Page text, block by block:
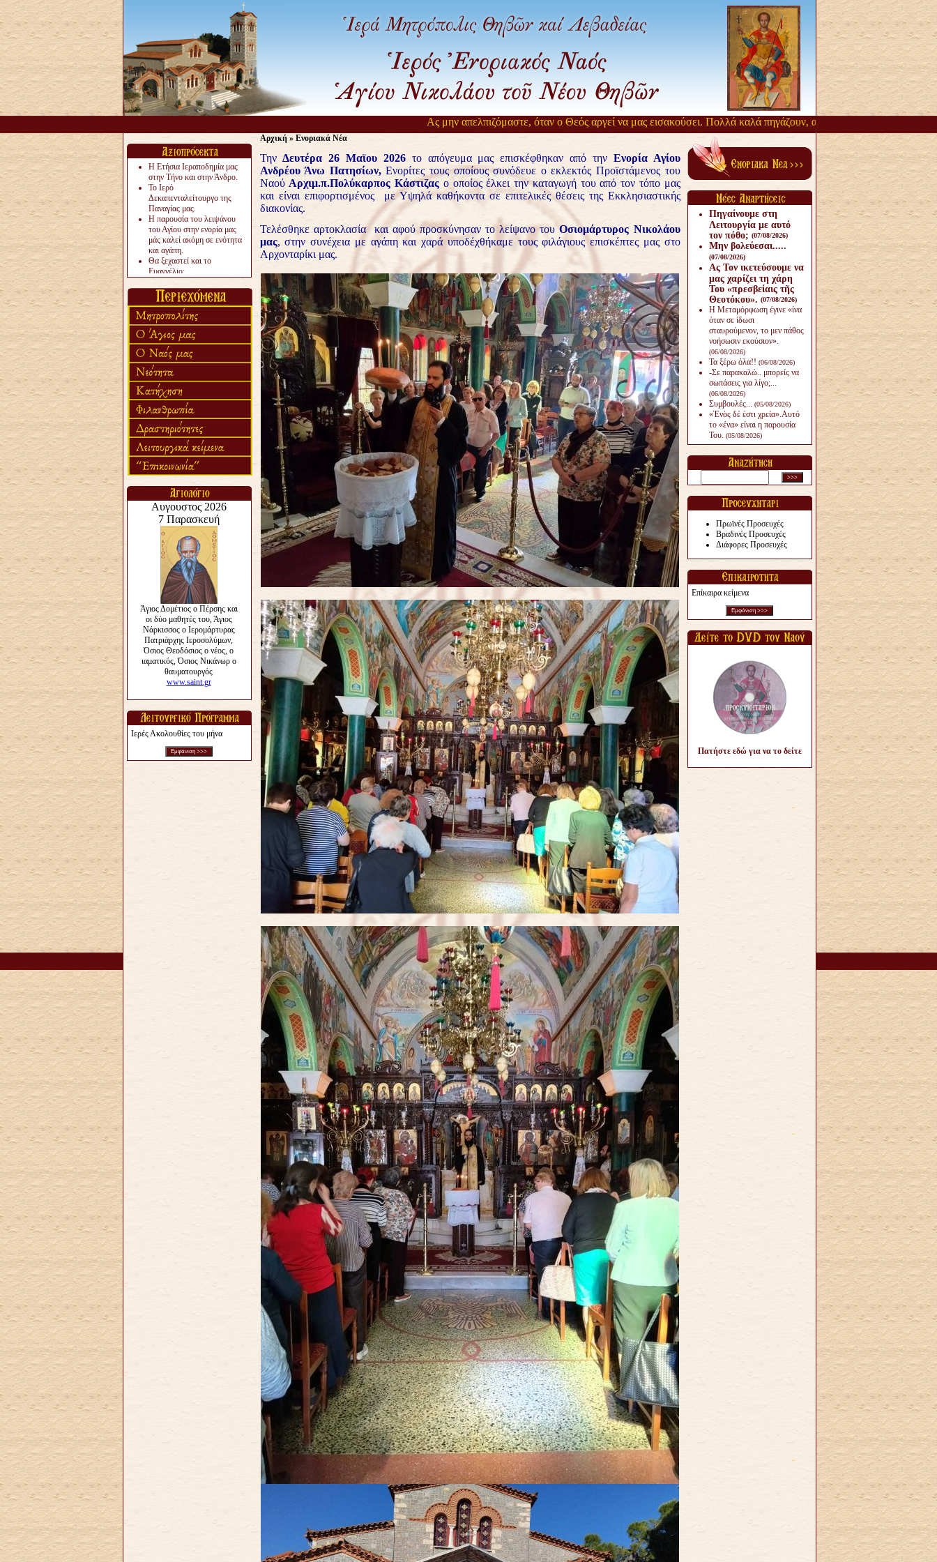
Ας μην απελπιζόμαστε, όταν ο Θεός αργεί να μας εισακούσει. Πολλά καλά πηγάζουν, από την αργοπορία αυτή. Όσιος
Η Ετήσια Ιεραποδημία μας
στην Τήνο και στην Άνδρο.
Το Ιερό
Δεκαπενταλείτουργο της
Παναγίας μας.
Η παρουσία του λειψάνου
του Αγίου στην ενορία μας
μάς καλεί ακόμη σε ενότητα
και αγάπη.
Θα ξεχαστεί και το
Ευαγγέλιο;
«πολύ αργά».
Ζητείται....
Ιερές Ακολουθίες του μήνα
Αρχική» Ενοριακά Νέα
ΤηνΔευτέρα 26 Μαϊου 2026 το απόγευμα μας επισκέφθηκαν από την Ενορία Αγίου
Ανδρέου Άνω Πατησίων,Ενορίτες τους οποίους συνόδευε ο εκλεκτός Προϊστάμενος του
Ναού Αρχιμ.π.Πολύκαρπος Κάστιζας ο οποίος έλκει την καταγωγή του από τον τόπο μας
και είναι επιφορτισμένος με Υψηλά καθήκοντα σε επιτελικές θέσεις της Εκκλησιαστικής
διακονίας.
Τελέσθηκε αρτοκλασία και αφού προσκύνησαν το λείψανο τουΟσιομάρτυρος Νικολάου
μας, στην συνέχεια με αγάπη και χαρά υποδέχθήκαμε τους φιλάγιους επισκέπτες μας στο
Αρχονταρίκι μας.
Πηγαίνουμε στη
Λειτουργία με αυτό
τον πόθο; (07/08/2026)
Μην βολεύεσαι.....
(07/08/2026)
Ας Τον ικετεύσουμε να
μας χαρίζει τη χάρη
Του «πρεσβείαις τῆς
Θεοτόκου». (07/08/2026)
Η Μεταμόρφωση έγινε «ίνα
όταν σε ίδωσι
σταυρούμενον, το μεν πάθος
νοήσωσιν εκούσιον».
(06/08/2026)
Τα ξέρω όλα!! (06/08/2026)
-Σε παρακαλώ.. μπορείς να
σωπάσεις για λίγο;...
(06/08/2026)
Συμβουλές... (05/08/2026)
«Ἑνὸς δέ ἐστι χρεία».Αυτό
το «ένα» είναι η παρουσία
Του. (05/08/2026)
Πρωϊνές Προσευχές
Βραδινές Προσευχές
Διάφορες Προσευχές
Επίκαιρα κείμενα
Πατήστε εδώ για να το δείτε